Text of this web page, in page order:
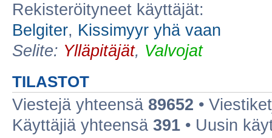
Rekisteröityneet käyttäjät:
Belgiter, Kissimyyr yhä vaan
Selite: Ylläpitäjät, Valvojat
TILASTOT
Viestejä yhteensä 89652 •
Käyttäjiä yhteensä 391 • Uusin